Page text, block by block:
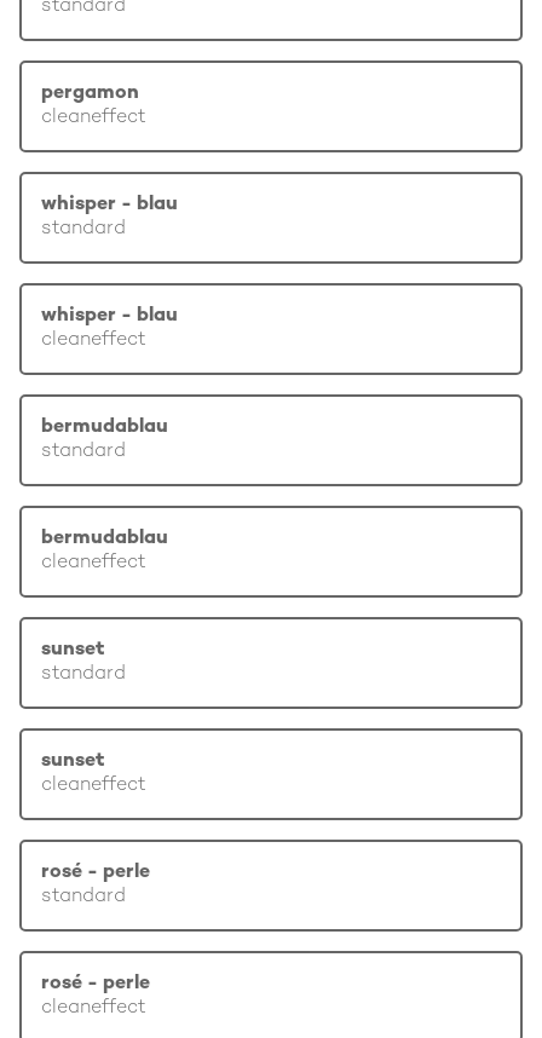
standard
pergamon
cleaneffect
whisper - blau
standard
whisper - blau
cleaneffect
bermudablau
standard
bermudablau
cleaneffect
sunset
standard
sunset
cleaneffect
rosé - perle
standard
rosé - perle
cleaneffect